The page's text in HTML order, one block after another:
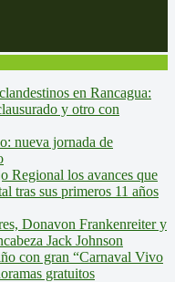
en Rancagua:
y otro con
nueva jornada de
Regional los avances que
tras sus primeros 11 años
Donavon Frankenreiter y
Jack Johnson
con gran “Carnaval Vivo
gratuitos